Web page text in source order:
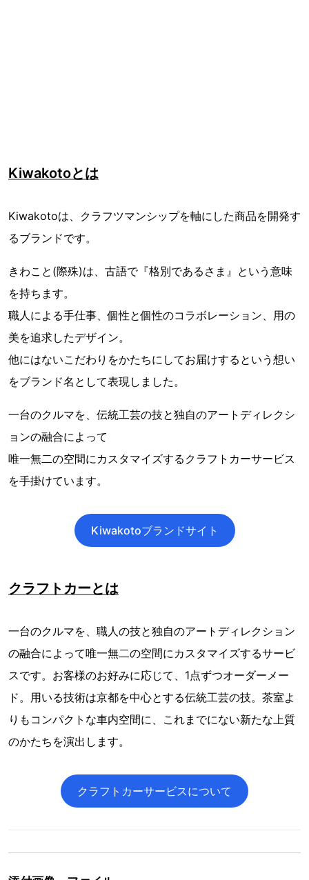
Kiwakotoとは
Kiwakotoは、クラフツマンシップを軸にした商品を開発す
るブランドです。
きわこと(際殊)は、古語で『格別であるさま』という意味
を持ちます。
職人による手仕事、個性と個性のコラボレーション、用の
美を追求したデザイン。
他にはないこだわりをかたちにしてお届けするという想い
をブランド名として表現しました。
一台のクルマを、伝統工芸の技と独自のアートディレクシ
ョンの融合によって
唯一無二の空間にカスタマイズするクラフトカーサービス
を手掛けています。
Kiwakotoブランドサイト
クラフトカーとは
一台のクルマを、職人の技と独自のアートディレクション
の融合によって唯一無二の空間にカスタマイズするサービ
スです。お客様のお好みに応じて、1点ずつオーダーメー
ド。用いる技術は京都を中心とする伝統工芸の技。茶室よ
りもコンパクトな車内空間に、これまでにない新たな上質
のかたちを演出します。
クラフトカーサービスについて